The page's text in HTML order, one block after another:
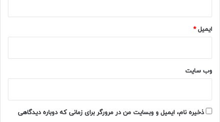
ایمیل*
وب‌ سایت
ذخیره نام، ایمیل و وبسایت من در مرورگر برای زمانی که دوباره دیدگاهی